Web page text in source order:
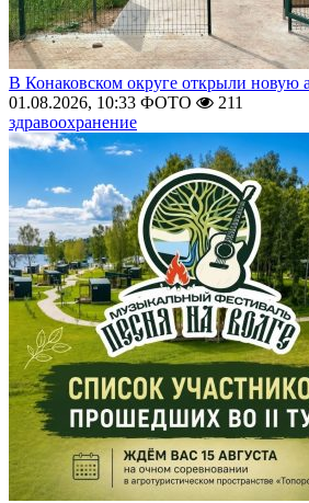
В Конаковском округе открыли новую
01.08.2026, 10:33 ФОТО
211
здравоохранение